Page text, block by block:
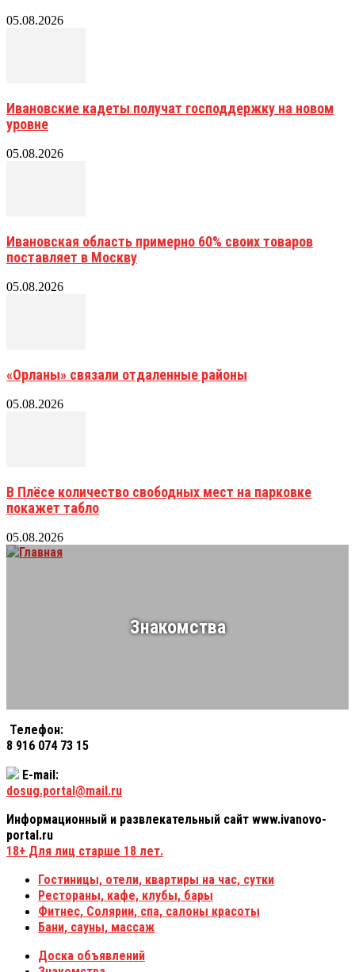
05.08.2026
Ивановские кадеты получат господдержку на новом
уровне
05.08.2026
Ивановская область примерно 60% своих товаров
поставляет в Москву
05.08.2026
«Орланы» связали отдаленные районы
05.08.2026
В Плёсе количество свободных мест на парковке
покажет табло
05.08.2026
Знакомства
Телефон:
8 916 074 73 15
E-mail:
dosug.portal@mail.ru
Информационный и развлекательный сайт www.ivanovo-
portal.ru
18+ Для лиц старше 18 лет.
Гостиницы, отели, квартиры на час, сутки
Рестораны, кафе, клубы, бары
Фитнес, Солярии, спа, салоны красоты
Бани, сауны, массаж
Доска объявлений